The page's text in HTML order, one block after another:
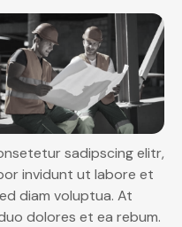
sadipscing elitr,
invidunt ut labore et
diam voluptua. At
dolores et ea rebum.